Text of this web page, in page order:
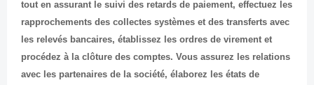
tout en assurant le suivi des retards de paiement, effectuez les
rapprochements des collectes systèmes et des transferts avec
les relevés bancaires, établissez les ordres de virement et
procédez à la clôture des comptes. Vous assurez les relations
avec les partenaires de la société, élaborez les états de